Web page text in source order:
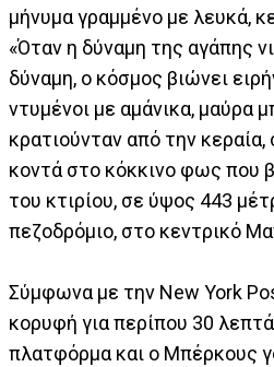
μήνυμα γραμμένο με λευκά,
«Όταν η δύναμη της αγάπης
δύναμη, ο κόσμος βιώνει
ντυμένοι με αμάνικα, μαύρα
κρατιούνταν από την
κοντά στο κόκκινο φως που
του κτιρίου, σε ύψος 443
πεζοδρόμιο, στο κεντρικό
Σύμφωνα με την New York
κορυφή για περίπου 30
πλατφόρμα και ο Μπέρκους